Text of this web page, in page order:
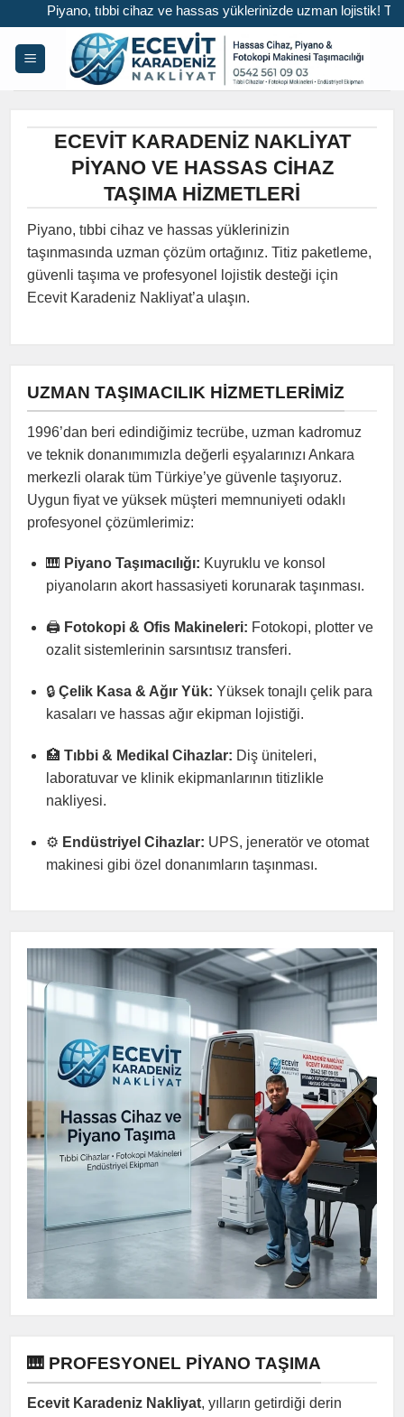
tıbbi cihaz ve hassas yüklerinizde uzman lojistik! Titiz
ECEVIT KARADENIZ NAKLIYAT
PIYANO VE HASSAS CIHAZ
TAŞIMA HIZMETLERI
Piyano, tıbbi cihaz ve hassas yüklerinizin
taşınmasında uzman çözüm ortağınız. Titiz paketleme,
güvenli taşıma ve profesyonel lojistik desteği için
Ecevit Karadeniz Nakliyat’a ulaşın.
UZMAN TAŞIMACILIK HIZMETLERIMIZ
1996’dan beri edindiğimiz tecrübe, uzman kadromuz
ve teknik donanımımızla değerli eşyalarınızı Ankara
merkezli olarak tüm Türkiye’ye güvenle taşıyoruz.
Uygun fiyat ve yüksek müşteri memnuniyeti odaklı
profesyonel çözümlerimiz:
🎹 Piyano Taşımacılığı: Kuyruklu ve konsol
piyanoların akort hassasiyeti korunarak taşınması.
🖨️ Fotokopi & Ofis Makineleri: Fotokopi, plotter ve
ozalit sistemlerinin sarsıntısız transferi.
🔒 Çelik Kasa & Ağır Yük: Yüksek tonajlı çelik para
kasaları ve hassas ağır ekipman lojistiği.
🏥 Tıbbi & Medikal Cihazlar: Diş üniteleri,
laboratuvar ve klinik ekipmanlarının titizlikle
nakliyesi.
⚙️ Endüstriyel Cihazlar: UPS, jeneratör ve otomat
makinesi gibi özel donanımların taşınması.
🎹 PROFESYONEL PIYANO TAŞIMA
Ecevit Karadeniz Nakliyat, yılların getirdiği derin